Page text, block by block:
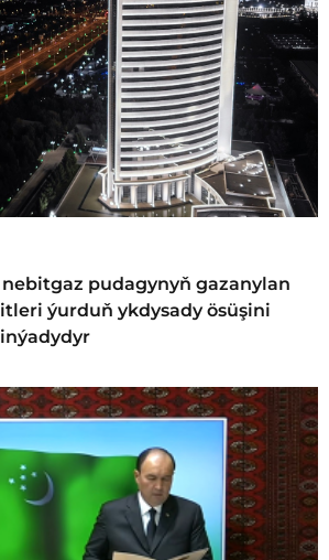
pudagynyň gazanylan
ýurduň ykdysady ösüşini